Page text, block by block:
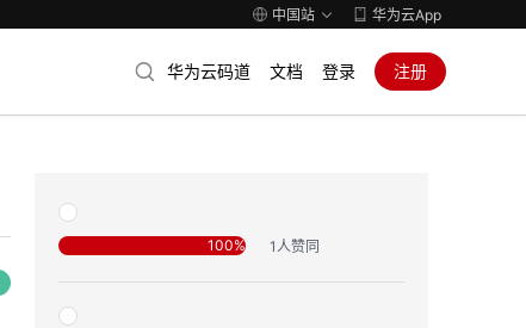
中国站 华为云App
华为云码道 文档 登录 注册
100% 1人赞同